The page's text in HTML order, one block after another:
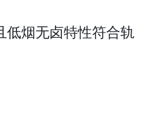
低烟无卤特性符合轨